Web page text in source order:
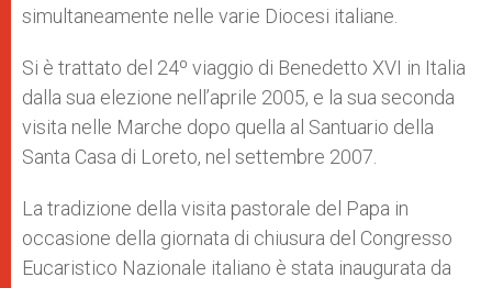
simultaneamente nelle varie Diocesi italiane.
Si è trattato del 24º viaggio di Benedetto XVI in Italia
dalla sua elezione nell’aprile 2005, e la sua seconda
visita nelle Marche dopo quella al Santuario della
Santa Casa di Loreto, nel settembre 2007.
La tradizione della visita pastorale del Papa in
occasione della giornata di chiusura del Congresso
Eucaristico Nazionale italiano è stata inaugurata da